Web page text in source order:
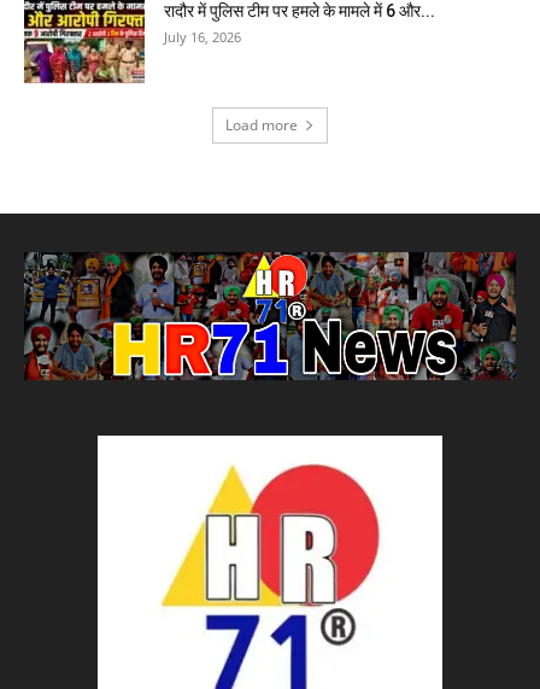
रादौर में पुलिस टीम पर हमले के मामले में 6 और...
July 16, 2026
Load more